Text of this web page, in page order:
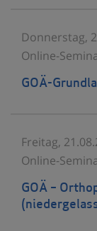
Donnerstag,
Online-
GOÄ-
Freitag,
Online-
GOÄ –